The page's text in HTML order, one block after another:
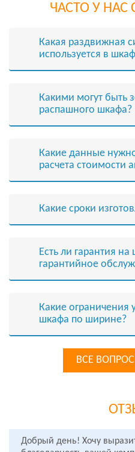
ЧАСТО У
Какая раздвижная
используется в
Какими могут быть
распашного шкафа?
Какие данные
расчета стоимости
Какие сроки
Есть ли гарантия
гарантийное
Какие ограничения
шкафа по ширине?
ВСЕ
Добрый день! Хочу